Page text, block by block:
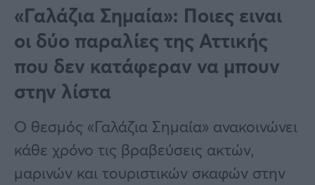
Πολιτική
Τράπεζες
Επιδοτήσεις
ΕΣΠΑ
Κόσμος
Lifestyle
Αθλητικά
Υγεία
«Γαλάζια Σημαία»: Ποιες ειναι
οι δύο παραλίες της Αττικής
που δεν κατάφεραν να μπουν
στην λίστα
Ο θεσμός «Γαλάζια Σημαία» ανακοινώνει
κάθε χρόνο τις βραβεύσεις ακτών,
μαρινών και τουριστικών σκαφών στην